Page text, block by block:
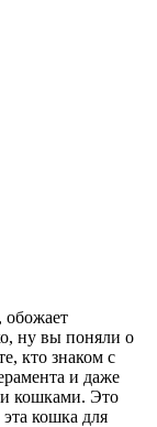
обожает
ну вы поняли о
кто знаком с
и даже
кошками. Это
кошка для